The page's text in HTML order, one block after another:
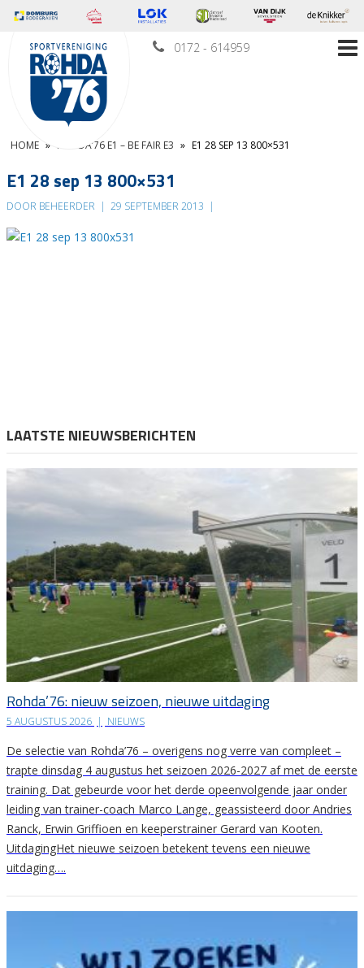
0172 - 614959
HOME » ROHDA’76 E1 – BE FAIR E3 » E1 28 SEP 13 800×531
E1 28 sep 13 800×531
DOOR BEHEERDER | 29 SEPTEMBER 2013 |
LAATSTE NIEUWSBERICHTEN
Rohda’76: nieuw seizoen, nieuwe uitdaging
5 AUGUSTUS 2026 | NIEUWS
De selectie van Rohda’76 – overigens nog verre van compleet –
trapte dinsdag 4 augustus het seizoen 2026-2027 af met de eerste
training. Dat gebeurde voor het derde opeenvolgende jaar onder
leiding van trainer-coach Marco Lange, geassisteerd door Andries
Ranck, Erwin Griffioen en keeperstrainer Gerard van Kooten.
UitdagingHet nieuwe seizoen betekent tevens een nieuwe
uitdaging….